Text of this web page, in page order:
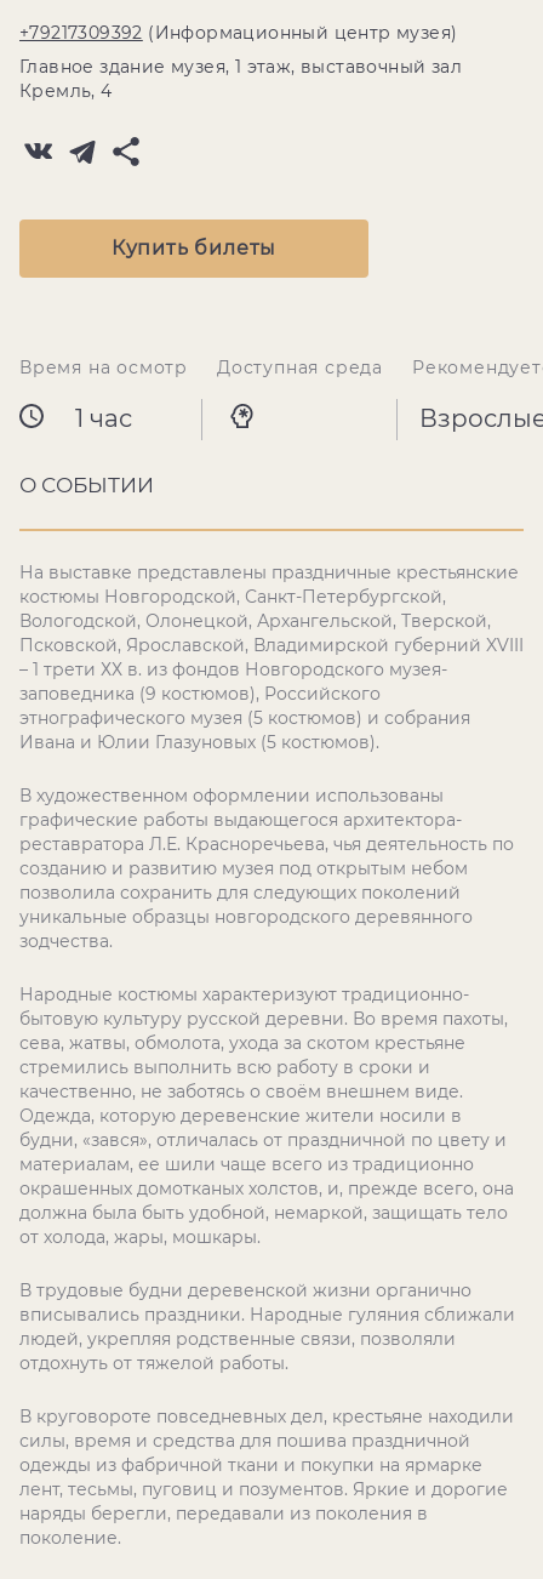
+79217309392 (Информационный центр музея)
Главное здание музея, 1 этаж, выставочный зал
Кремль, 4
Купить билеты
Время на осмотр
1 час
Доступная среда
О СОБЫТИИ
На выставке представлены праздничные крестьянские
костюмы Новгородской, Санкт-Петербургской,
Вологодской, Олонецкой, Архангельской, Тверской,
Псковской, Ярославской, Владимирской губерний XVIII
– 1 трети ХХ в. из фондов Новгородского музея-
заповедника (9 костюмов), Российского
этнографического музея (5 костюмов) и собрания
Ивана и Юлии Глазуновых (5 костюмов).
В художественном оформлении использованы
графические работы выдающегося архитектора-
реставратора Л.Е. Красноречьева, чья деятельность по
созданию и развитию музея под открытым небом
позволила сохранить для следующих поколений
уникальные образцы новгородского деревянного
зодчества.
Народные костюмы характеризуют традиционно-
бытовую культуру русской деревни. Во время пахоты,
сева, жатвы, обмолота, ухода за скотом крестьяне
стремились выполнить всю работу в сроки и
качественно, не заботясь о своём внешнем виде.
Одежда, которую деревенские жители носили в
будни, «зався», отличалась от праздничной по цвету и
материалам, ее шили чаще всего из традиционно
окрашенных домотканых холстов, и, прежде всего, она
должна была быть удобной, немаркой, защищать тело
от холода, жары, мошкары.
В трудовые будни деревенской жизни органично
вписывались праздники. Народные гуляния сближали
людей, укрепляя родственные связи, позволяли
отдохнуть от тяжелой работы.
В круговороте повседневных дел, крестьяне находили
силы, время и средства для пошива праздничной
одежды из фабричной ткани и покупки на ярмарке
лент, тесьмы, пуговиц и позументов. Яркие и дорогие
наряды берегли, передавали из поколения в
поколение.